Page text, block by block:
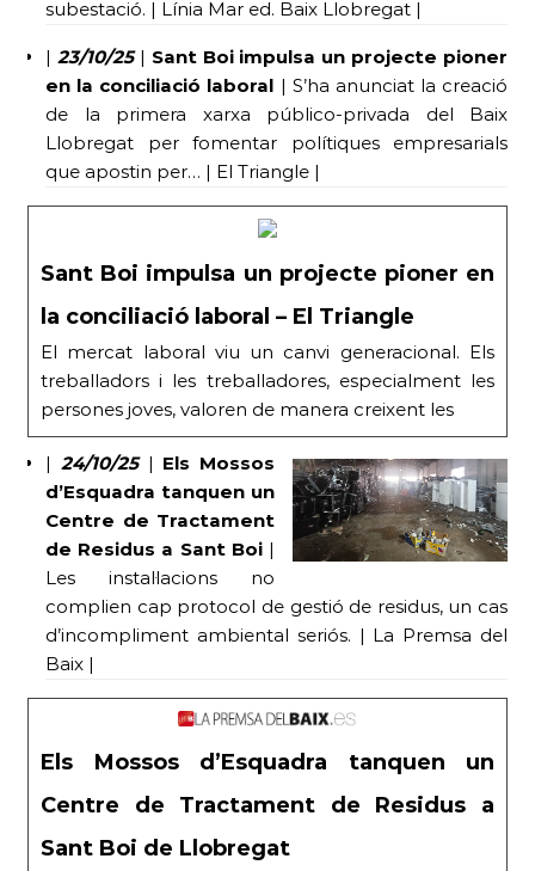
subestació. | Línia Mar ed. Baix Llobregat |
| 23/10/25| Sant Boi impulsa un projecte pioner
en la conciliació laboral | S’ha anunciat la creació
de la primera xarxa público-privada del Baix
Llobregat per fomentar polítiques empresarials
que apostin per… | El Triangle |
Sant Boi impulsa un projecte pioner en
la conciliació laboral – El Triangle
El mercat laboral viu un canvi generacional. Els
treballadors i les treballadores, especialment les
persones joves, valoren de manera creixent les
| 24/10/25 | Els Mossos
d’Esquadra tanquen un
Centre de Tractament
de Residus a Sant Boi|
Les instal·lacions no
complien cap protocol de gestió de residus, un cas
d’incompliment ambiental seriós. | La Premsa del
Baix |
Els Mossos d’Esquadra tanquen un
Centre de Tractament de Residus a
Sant Boi de Llobregat